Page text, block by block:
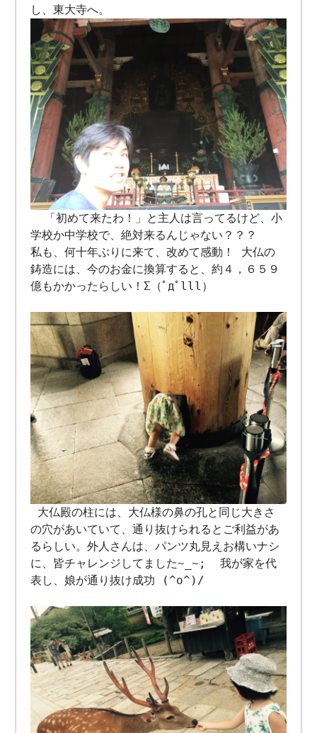
し、東大寺へ。
「初めて来たわ！」と主人は言ってるけど、小
学校か中学校で、絶対来るんじゃない？？？
私も、何十年ぶりに来て、改めて感動！ 大仏の
鋳造には、今のお金に換算すると、約４，６５９
億もかかったらしい！Σ（ﾟдﾟlll）
大仏殿の柱には、大仏様の鼻の孔と同じ大きさ
の穴があいていて、通り抜けられるとご利益があ
るらしい。外人さんは、パンツ丸見えお構いナシ
に、皆チャレンジしてました~_~; 我が家を代
表し、娘が通り抜け成功 (^o^)/